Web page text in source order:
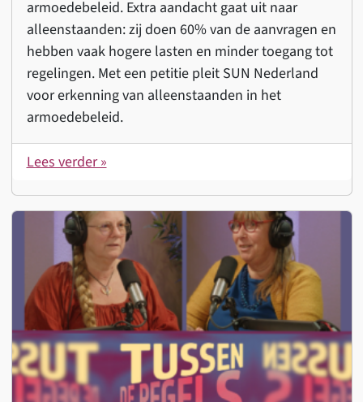
armoedebeleid. Extra aandacht gaat uit naar
alleenstaanden: zij doen 60% van de aanvragen en
hebben vaak hogere lasten en minder toegang tot
regelingen. Met een petitie pleit SUN Nederland
voor erkenning van alleenstaanden in het
armoedebeleid.
Lees verder »